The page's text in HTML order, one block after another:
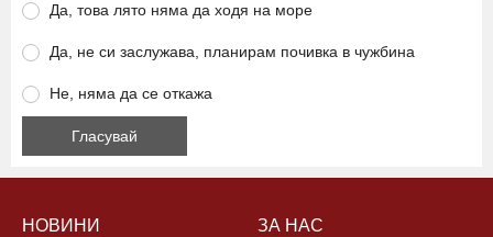
Да, това лято няма да ходя на море
Да, не си заслужава, планирам почивка в чужбина
Не, няма да се откажа
НОВИНИ ЗА НАС